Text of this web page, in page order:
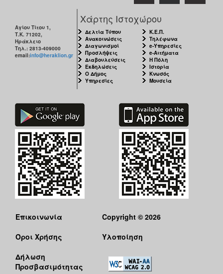
Αγίου Τίτου 1,
Τ.Κ. 71202,
Ηράκλειο
Τηλ.: 2813-409000
email:info@heraklion.gr
Χάρτης Ιστοχώρου
Δελτία Τύπου
Ανακοινώσεις
Διαγωνισμοί
Προσλήψεις
Διαβουλεύσεις
Εκδηλώσεις
Ο Δήμος
Υπηρεσίες
Κ.Ε.Π.
Τηλέφωνα
e-Υπηρεσίες
e-Αιτήματα
Η Πόλη
Ιστορία
Κνωσός
Μουσεία
Επικοινωνία
Όροι Χρήσης
Δήλωση
Προσβασιμότητας
Copyright © 2026
Υλοποίηση